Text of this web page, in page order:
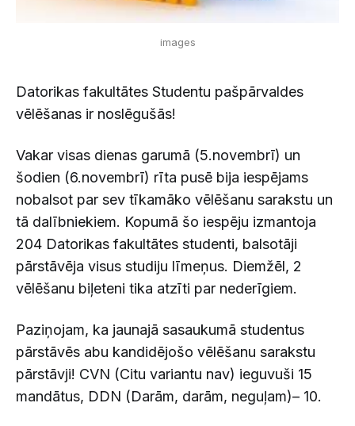
images
Datorikas fakultātes Studentu pašpārvaldes
vēlēšanas ir noslēgušās!
Vakar visas dienas garumā (5.novembrī) un
šodien (6.novembrī) rīta pusē bija iespējams
nobalsot par sev tīkamāko vēlēšanu sarakstu un
tā dalībniekiem. Kopumā šo iespēju izmantoja
204 Datorikas fakultātes studenti, balsotāji
pārstāvēja visus studiju līmeņus. Diemžēl, 2
vēlēšanu biļeteni tika atzīti par nederīgiem.
Paziņojam, ka jaunajā sasaukumā studentus
pārstāvēs abu kandidējošo vēlēšanu sarakstu
pārstāvji! CVN (Citu variantu nav) ieguvuši 15
mandātus, DDN (Darām, darām, neguļam)– 10.